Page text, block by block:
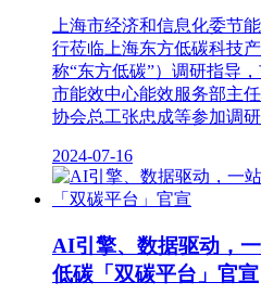
上海市经济和信息化委节
行莅临上海东方低碳科技
称“东方低碳”）调研指导
市能效中心能效服务部主
协会总工张忠成等参加调
2024-07-16
AI引擎、数据驱动，
低碳「双碳平台」官宣